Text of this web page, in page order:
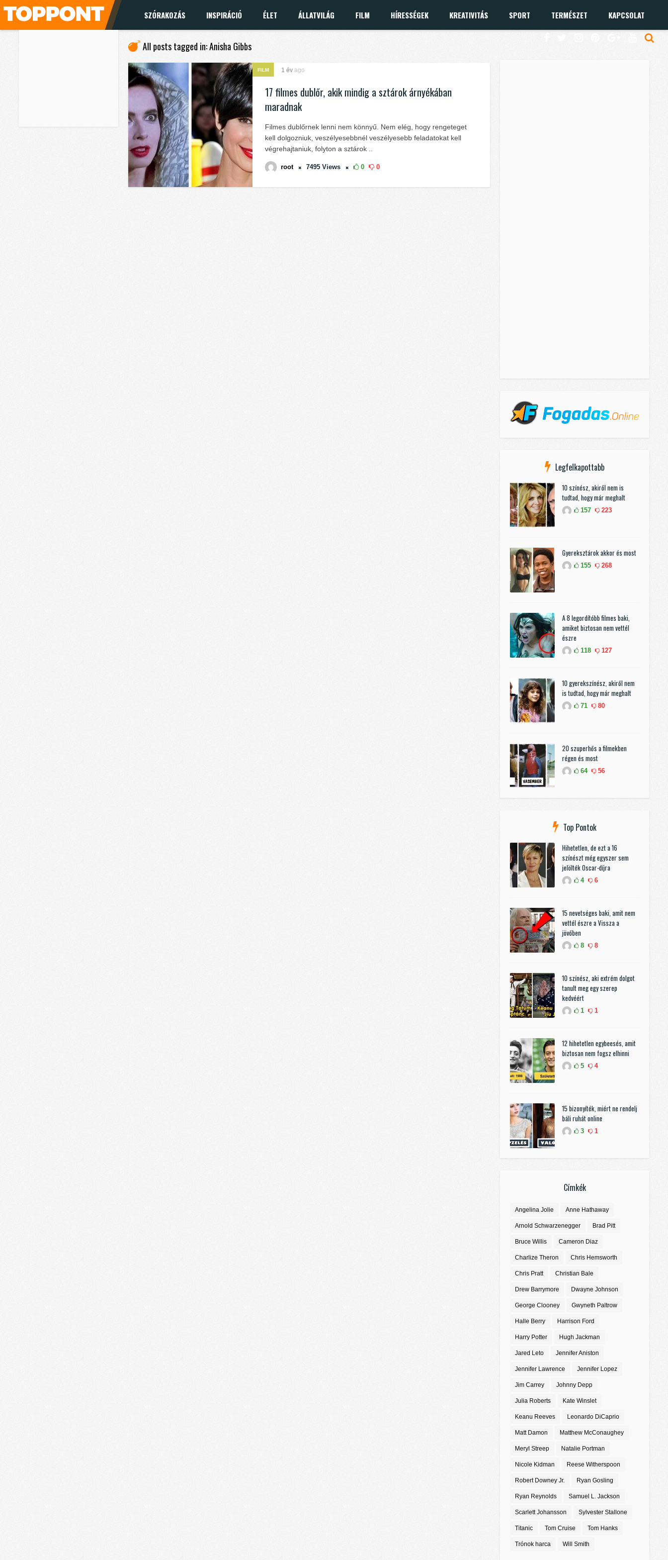
SZÓRAKOZÁS INSPIRÁCIÓ ÉLET ÁLLATVILÁG FILM HÍRESSÉGEK KREATIVITÁS SPORT TERMÉSZET KAPCSOLAT
All posts tagged in: Anisha Gibbs
FILM 1 év ago
17 filmes dublőr, akik mindig a sztárok árnyékában
maradnak
Filmes dublőrnek lenni nem könnyű. Nem elég, hogy rengeteget
kell dolgozniuk, veszélyesebbnél veszélyesebb feladatokat kell
végrehajtaniuk, folyton a sztárok ..
root 7495 Views 0 0
Legfelkapottabb
10 színész, akiről nem is
tudtad, hogy már meghalt
157 223
Gyereksztárok akkor és most
155 268
A 8 legordítóbb filmes baki,
amiket biztosan nem vettél
észre
118 127
10 gyerekszínész, akiről nem
is tudtad, hogy már meghalt
71 80
20 szuperhős a filmekben
régen és most
64 56
Top Pontok
Hihetetlen, de ezt a 16
színészt még egyszer sem
jelölték Oscar-díjra
4 6
15 nevetséges baki, amit nem
vettél észre a Vissza a
jövőben
8 8
10 színész, aki extrém dolgot
tanult meg egy szerep
kedvéért
1 1
12 hihetetlen egybeesés, amit
biztosan nem fogsz elhinni
5 4
15 bizonyíték, miért ne rendelj
báli ruhát online
3 1
Címkék
Angelina Jolie Anne Hathaway
Arnold Schwarzenegger Brad Pitt
Bruce Willis Cameron Diaz
Charlize Theron Chris Hemsworth
Chris Pratt Christian Bale
Drew Barrymore Dwayne Johnson
George Clooney Gwyneth Paltrow
Halle Berry Harrison Ford
Harry Potter Hugh Jackman
Jared Leto Jennifer Aniston
Jennifer Lawrence Jennifer Lopez
Jim Carrey Johnny Depp
Julia Roberts Kate Winslet
Keanu Reeves Leonardo DiCaprio
Matt Damon Matthew McConaughey
Meryl Streep Natalie Portman
Nicole Kidman Reese Witherspoon
Robert Downey Jr. Ryan Gosling
Ryan Reynolds Samuel L. Jackson
Scarlett Johansson Sylvester Stallone
Titanic Tom Cruise Tom Hanks
Trónok harca Will Smith